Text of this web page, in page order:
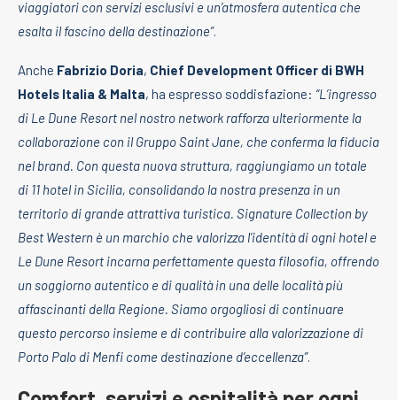
viaggiatori con servizi esclusivi e un’atmosfera autentica che
esalta il fascino della destinazione”.
Anche Fabrizio Doria, Chief Development Officer di BWH
Hotels Italia & Malta, ha espresso soddisfazione: “L’ingresso
di Le Dune Resort nel nostro network rafforza ulteriormente la
collaborazione con il Gruppo Saint Jane, che conferma la fiducia
nel brand. Con questa nuova struttura, raggiungiamo un totale
di 11 hotel in Sicilia, consolidando la nostra presenza in un
territorio di grande attrattiva turistica. Signature Collection by
Best Western è un marchio che valorizza l’identità di ogni hotel e
Le Dune Resort incarna perfettamente questa filosofia, offrendo
un soggiorno autentico e di qualità in una delle località più
affascinanti della Regione. Siamo orgogliosi di continuare
questo percorso insieme e di contribuire alla valorizzazione di
Porto Palo di Menfi come destinazione d’eccellenza”.